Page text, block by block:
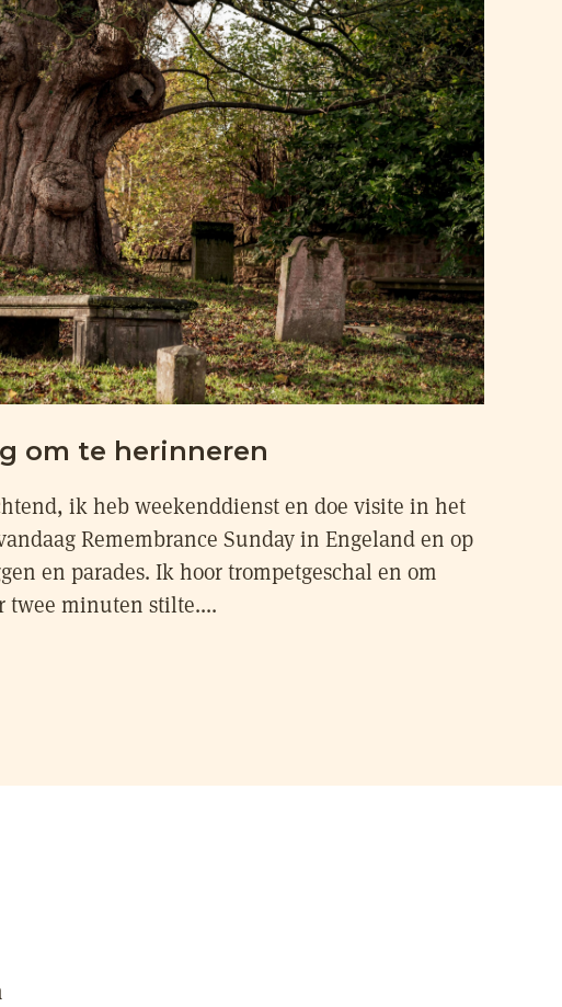
om te herinneren
ik heb weekenddienst en doe visite in het
Remembrance Sunday in Engeland en op
en parades. Ik hoor trompetgeschal en om
twee minuten stilte....